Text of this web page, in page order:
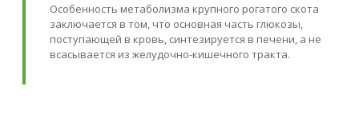
Особенность метаболизма крупного рогатого скота
заключается в том, что основная часть глюкозы,
поступающей в кровь, синтезируется в печени, а не
всасывается из желудочно-кишечного тракта.